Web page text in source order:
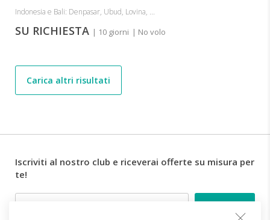
Indonesia e Bali: Denpasar, Ubud, Lovina, ...
SU RICHIESTA | 10 giorni | No volo
Carica altri risultati
Iscriviti al nostro club e riceverai offerte su misura per
te!
Email